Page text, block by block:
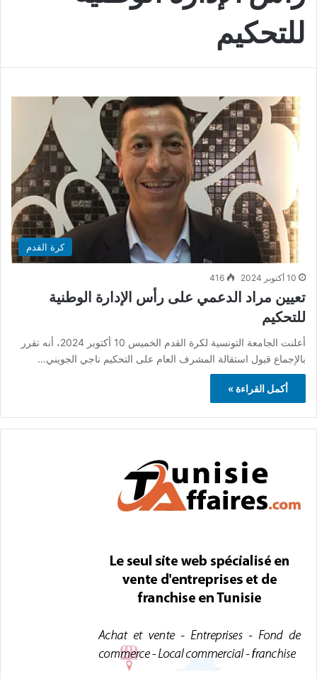
للتحكيم
كرة القدم
10 أكتوبر 2024 416
تعيين مراد الدعمي على رأس الإدارة الوطنية
للتحكيم
أعلنت الجامعة التونسية لكرة القدم الخميس 10 أكتوبر 2024، أنه تقرر
بالإجماع قبول استقالة المشرف العام على التحكيم ناجي الجويني…
أكمل القراءة »